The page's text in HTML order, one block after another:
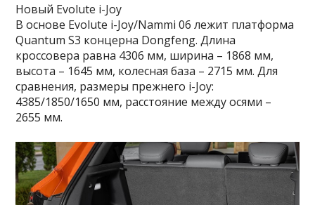
Новый Evolute i-Joy
В основе Evolute i-Joy/Nammi 06 лежит платформа
Quantum S3 концерна Dongfeng. Длина
кроссовера равна 4306 мм, ширина – 1868 мм,
высота – 1645 мм, колесная база – 2715 мм. Для
сравнения, размеры прежнего i-Joy:
4385/1850/1650 мм, расстояние между осями –
2655 мм.